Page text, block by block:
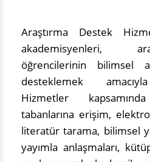
Araştırma Destek
akademisyenleri,
öğrencilerinin bilimsel
desteklemek
Hizmetler
tabanlarına erişim,
literatür tarama, bilimsel
yayımla anlaşmaları,